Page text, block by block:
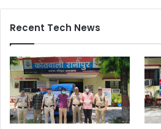
Recent Tech News